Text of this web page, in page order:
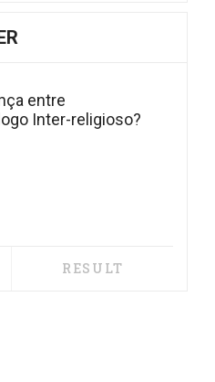
entre
Inter-religioso?